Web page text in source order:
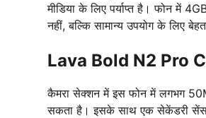
मीडिया के लिए पर्याप्त है। फोन में
नहीं, बल्कि सामान्य उपयोग के लिए
Lava Bold N2 Pro
कैमरा सेक्शन में इस फोन में लगभग
सकता है। इसके साथ एक सेकेंडरी सेंसर